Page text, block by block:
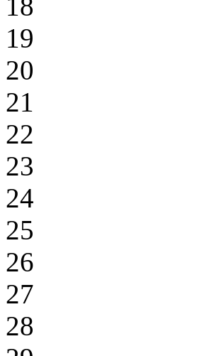
19
20
21
22
23
24
25
26
27
28